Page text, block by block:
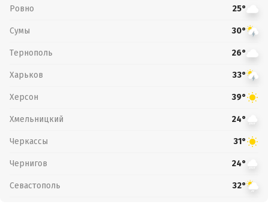
Ровно 25°
Сумы 30°
Тернополь 26°
Харьков 33°
Херсон 39°
Хмельницкий 24°
Черкассы 31°
Чернигов 24°
Севастополь 32°